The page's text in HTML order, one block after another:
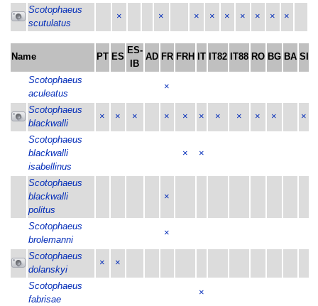
Scotophaeus
scutulatus
× × × × × × × × ×
Name PT ES
ES-
IB
AD FR FRH IT IT82 IT88 RO BG BA SI
Scotophaeus
aculeatus
×
Scotophaeus
blackwalli
× × × × × × × × × × ×
Scotophaeus
blackwalli
isabellinus
× ×
Scotophaeus
blackwalli
politus
×
Scotophaeus
brolemanni
×
Scotophaeus
dolanskyi
× ×
Scotophaeus
fabrisae
×